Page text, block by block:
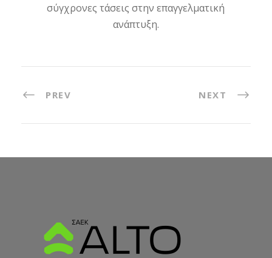
σύγχρονες τάσεις στην επαγγελματική
ανάπτυξη.
PREV NEXT